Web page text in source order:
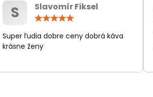
S
Slavomír Fiksel
/
5
Super ľudia dobre ceny dobrá káva
krásne ženy